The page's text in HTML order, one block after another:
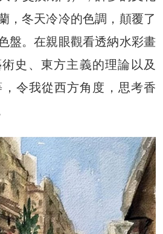
，冬天冷冷的色調，顛覆了
盤。在親眼觀看透納水彩畫
史、東方主義的理論以及
，令我從西方角度，思考香